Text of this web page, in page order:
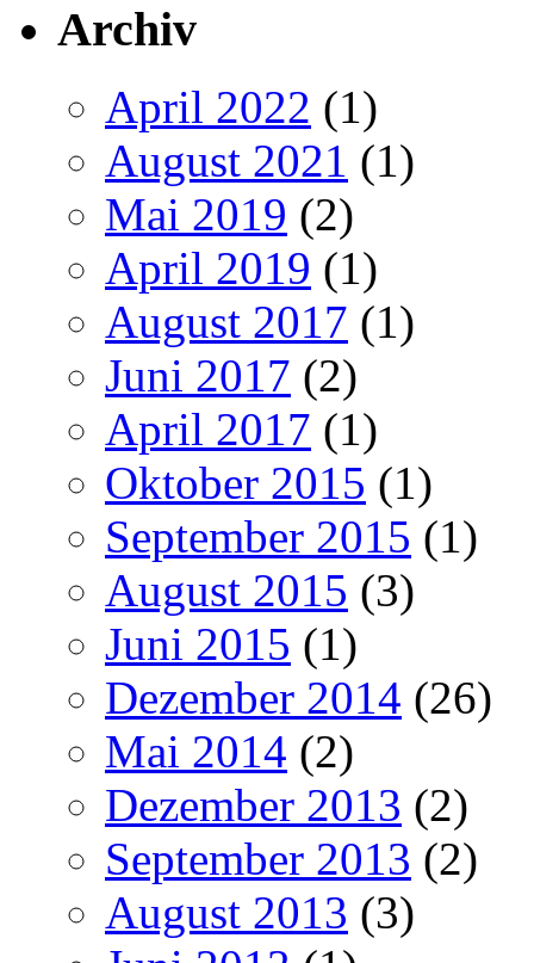
Archiv
April 2022 (1)
August 2021 (1)
Mai 2019 (2)
April 2019 (1)
August 2017 (1)
Juni 2017 (2)
April 2017 (1)
Oktober 2015 (1)
September 2015 (1)
August 2015 (3)
Juni 2015 (1)
Dezember 2014 (26)
Mai 2014 (2)
Dezember 2013 (2)
September 2013 (2)
August 2013 (3)